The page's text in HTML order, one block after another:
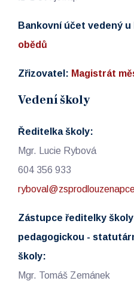
Bankovní účet vedený u
obědů
Zřizovatel: Magistrát
Vedení školy
Ředitelka školy:
Mgr. Lucie Rybová
604 356 933
Zástupce ředitelky
pedagogickou -
školy:
Mgr. Tomáš Zemánek